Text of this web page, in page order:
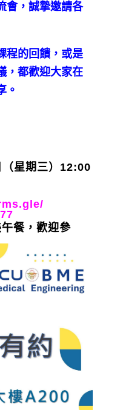
會， 誠摯邀請各
程的回饋， 或是
， 都歡迎大家在
。
（星期三） 12:00
餐，歡迎參